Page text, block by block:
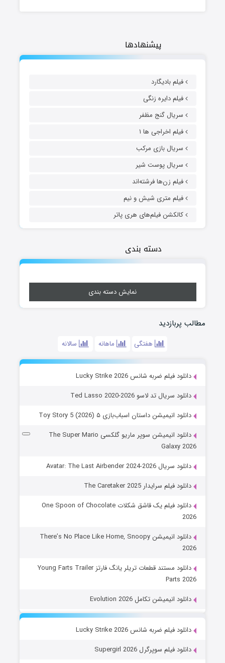
پیشنهادها
فیلم بادیگارد
فیلم دایره زنگی
سریال گنج مظفر
فیلم اخراجی ها ۱
سریال بازی مرکب
سریال پوست شیر
فیلم زن‌ها فرشته‌اند
فیلم متری شیش و نیم
کالکشن فیلم‌های هری پاتر
دسته بندی
نمایش دسته بندی
مطالب پربازدید
هفتگی ماهانه سالانه
دانلود فیلم ضربه شانس Lucky Strike 2026
دانلود سریال تد لاسو Ted Lasso 2020-2026
دانلود انیمیشن داستان اسباب‌بازی ۵ Toy Story 5 (2026)
دانلود انیمیشن سوپر ماریو گلکسی The Super Mario
Galaxy 2026
دانلود سریال Avatar: The Last Airbender 2024-2026
دانلود فیلم سرایدار The Caretaker 2025
دانلود فیلم یک قاشق شکلات One Spoon of Chocolate
2026
دانلود انیمیشن There’s No Place Like Home, Snoopy
2026
دانلود مستند قطعات تریلر یانگ فارتز Young Farts Trailer
Parts 2026
دانلود انیمیشن تکامل Evolution 2026
دانلود فیلم ضربه شانس Lucky Strike 2026
دانلود فیلم سوپرگرل Supergirl 2026